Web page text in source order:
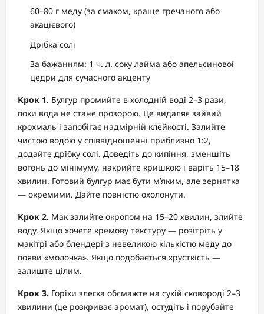
60–80 г меду (за смаком, краще гречаного або
акацієвого)
Дрібка солі
За бажанням: 1 ч. л. соку лайма або апельсинової
цедри для сучасного акценту
Крок 1. Булгур промийте в холодній воді 2–3 рази,
поки вода не стане прозорою. Це видаляє зайвий
крохмаль і запобігає надмірній клейкості. Залийте
чистою водою у співвідношенні приблизно 1:2,
додайте дрібку солі. Доведіть до кипіння, зменшіть
вогонь до мінімуму, накрийте кришкою і варіть 15–18
хвилин. Готовий булгур має бути м’яким, але зернятка
— окремими. Дайте повністю охолонути.
Крок 2. Мак залийте окропом на 15–20 хвилин, злийте
воду. Якщо хочете кремову текстуру — розітріть у
макітрі або блендері з невеликою кількістю меду до
появи «молочка». Якщо подобається хрусткість —
залиште цілим.
Крок 3. Горіхи злегка обсмажте на сухій сковороді 2–3
хвилини (це розкриває аромат), остудіть і порубайте